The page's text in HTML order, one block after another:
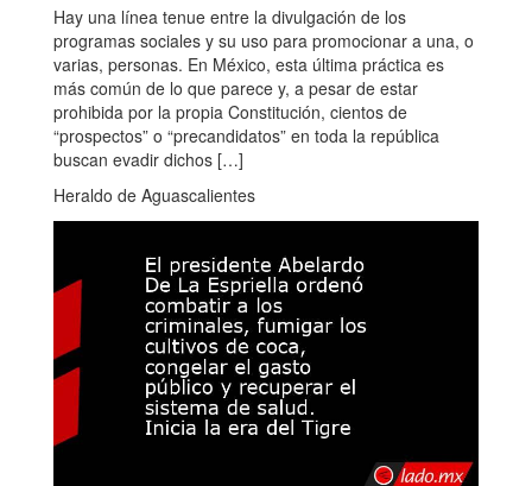
Hay una línea tenue entre la divulgación de los
programas sociales y su uso para promocionar a una, o
varias, personas. En México, esta última práctica es
más común de lo que parece y, a pesar de estar
prohibida por la propia Constitución, cientos de
“prospectos” o “precandidatos” en toda la república
buscan evadir dichos […]
Heraldo de Aguascalientes